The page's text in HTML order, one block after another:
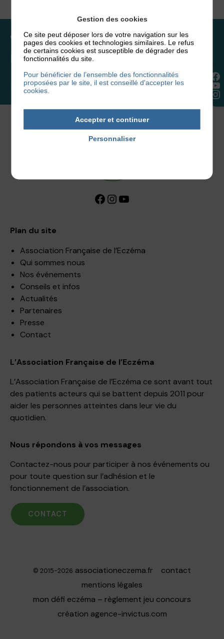
Vous souhaitez rejoindre
l’association ou faire un don ?
NOUS REJOINDRE
Facebook InstagramYouTube
Plan du site
Association Française de l’Eczéma
Qui sommes nous
Nos événements
Conseils et infos
Actualités
Partenaires
Presse
Contact
L’Association Française de l’Eczéma
L’Association Française de l’Eczéma ce sont avant tout
des patients acteurs qui se battent depuis 2011 pour
aider les personnes atteintes dans leur vie du
quotidien.
Nous répondons à vos messages
Contactez-nous pour participer à nos événements ou
pour toute question sur l’adhésion et le
fonctionnement de l’association.
CONTACT
© 2015-2026 associationeczema.fr
contact
mentions légales
mon défi eczéma – règlement jeu concours
création agence-invictus.com
Gestion des cookies
Ce site peut déposer lors de votre navigation sur les
pages des cookies et technologies similaires. Le refus
de certains cookies est susceptible de dégrader des
fonctionnalités du site.
Pour bénéficier de l’ensemble des fonctionnalités
proposées par le site, il est conseillé d'accepter les
cookies.
Accepter et continuer
Personnaliser